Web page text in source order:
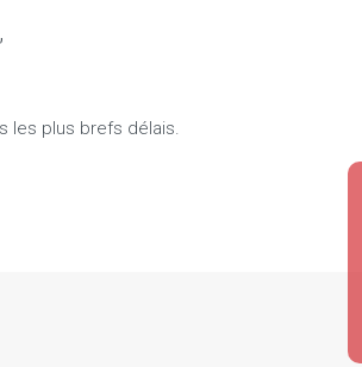
les plus brefs délais.